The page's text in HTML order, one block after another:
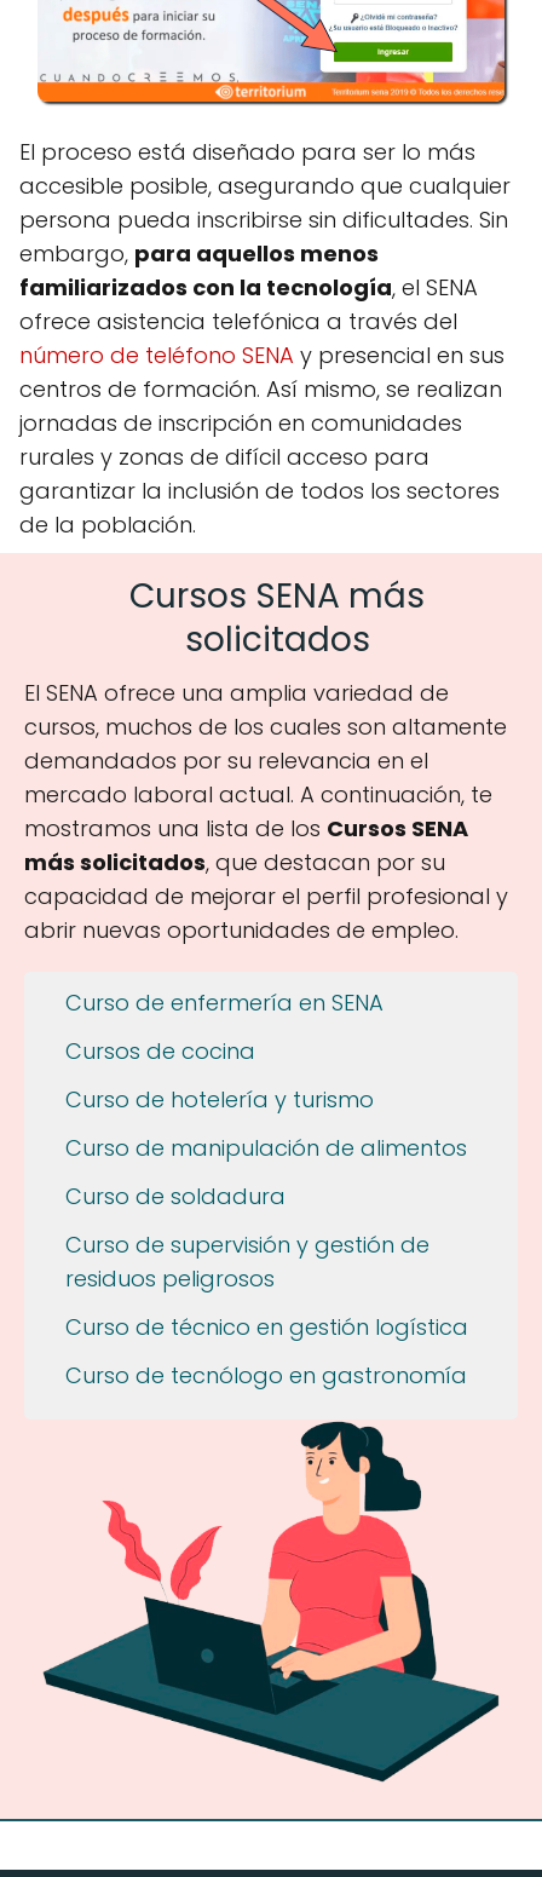
El proceso está diseñado para ser lo más
accesible posible, asegurando que cualquier
persona pueda inscribirse sin dificultades. Sin
embargo, para aquellos menos
familiarizados con la tecnología, el SENA
ofrece asistencia telefónica a través del
número de teléfono SENA y presencial en sus
centros de formación. Así mismo, se realizan
jornadas de inscripción en comunidades
rurales y zonas de difícil acceso para
garantizar la inclusión de todos los sectores
de la población.
Cursos SENA más
solicitados
El SENA ofrece una amplia variedad de
cursos, muchos de los cuales son altamente
demandados por su relevancia en el
mercado laboral actual. A continuación, te
mostramos una lista de los Cursos SENA
más solicitados, que destacan por su
capacidad de mejorar el perfil profesional y
abrir nuevas oportunidades de empleo.
Curso de enfermería en SENA
Cursos de cocina
Curso de hotelería y turismo
Curso de manipulación de alimentos
Curso de soldadura
Curso de supervisión y gestión de
residuos peligrosos
Curso de técnico en gestión logística
Curso de tecnólogo en gastronomía